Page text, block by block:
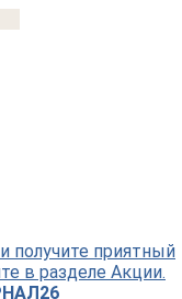
получите приятный
в разделе Акции.